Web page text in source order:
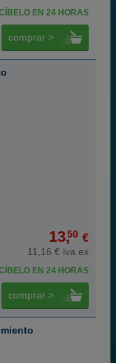
EN 24 HORAS
comprar >
13,50 €
11,16 € iva ex
EN 24 HORAS
comprar >